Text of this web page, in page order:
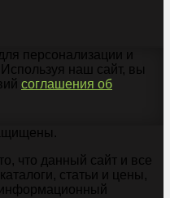
персонализации и
наш сайт, вы
соглашения об
что данный сайт и все
статьи и цены,